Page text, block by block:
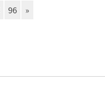
96 »